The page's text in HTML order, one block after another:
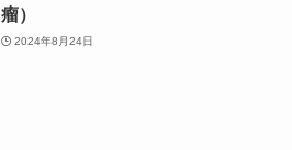
瘤）
2024年8月24日